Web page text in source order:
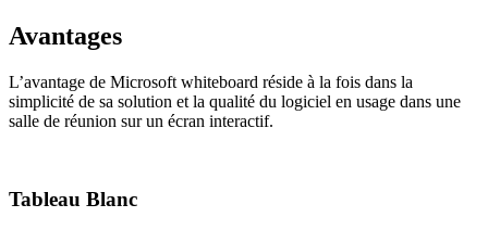
Avantages
L’avantage de Microsoft whiteboard réside à la fois dans la
simplicité de sa solution et la qualité du logiciel en usage dans une
salle de réunion sur un écran interactif.
Tableau Blanc